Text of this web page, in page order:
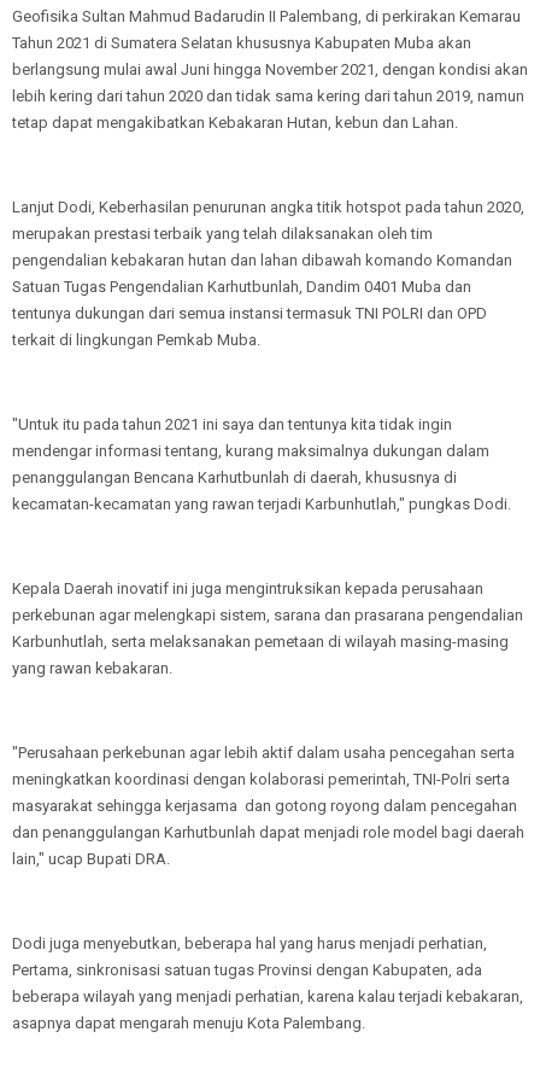
Geofisika Sultan Mahmud Badarudin II Palembang, di perkirakan Kemarau
Tahun 2021 di Sumatera Selatan khususnya Kabupaten Muba akan
berlangsung mulai awal Juni hingga November 2021, dengan kondisi akan
lebih kering dari tahun 2020 dan tidak sama kering dari tahun 2019, namun
tetap dapat mengakibatkan Kebakaran Hutan, kebun dan Lahan.
Lanjut Dodi, Keberhasilan penurunan angka titik hotspot pada tahun 2020,
merupakan prestasi terbaik yang telah dilaksanakan oleh tim
pengendalian kebakaran hutan dan lahan dibawah komando Komandan
Satuan Tugas Pengendalian Karhutbunlah, Dandim 0401 Muba dan
tentunya dukungan dari semua instansi termasuk TNI POLRI dan OPD
terkait di lingkungan Pemkab Muba.
"Untuk itu pada tahun 2021 ini saya dan tentunya kita tidak ingin
mendengar informasi tentang, kurang maksimalnya dukungan dalam
penanggulangan Bencana Karhutbunlah di daerah, khususnya di
kecamatan-kecamatan yang rawan terjadi Karbunhutlah," pungkas Dodi.
Kepala Daerah inovatif ini juga mengintruksikan kepada perusahaan
perkebunan agar melengkapi sistem, sarana dan prasarana pengendalian
Karbunhutlah, serta melaksanakan pemetaan di wilayah masing-masing
yang rawan kebakaran.
"Perusahaan perkebunan agar lebih aktif dalam usaha pencegahan serta
meningkatkan koordinasi dengan kolaborasi pemerintah, TNI-Polri serta
masyarakat sehingga kerjasama dan gotong royong dalam pencegahan
dan penanggulangan Karhutbunlah dapat menjadi role model bagi daerah
lain," ucap Bupati DRA.
Dodi juga menyebutkan, beberapa hal yang harus menjadi perhatian,
Pertama, sinkronisasi satuan tugas Provinsi dengan Kabupaten, ada
beberapa wilayah yang menjadi perhatian, karena kalau terjadi kebakaran,
asapnya dapat mengarah menuju Kota Palembang.